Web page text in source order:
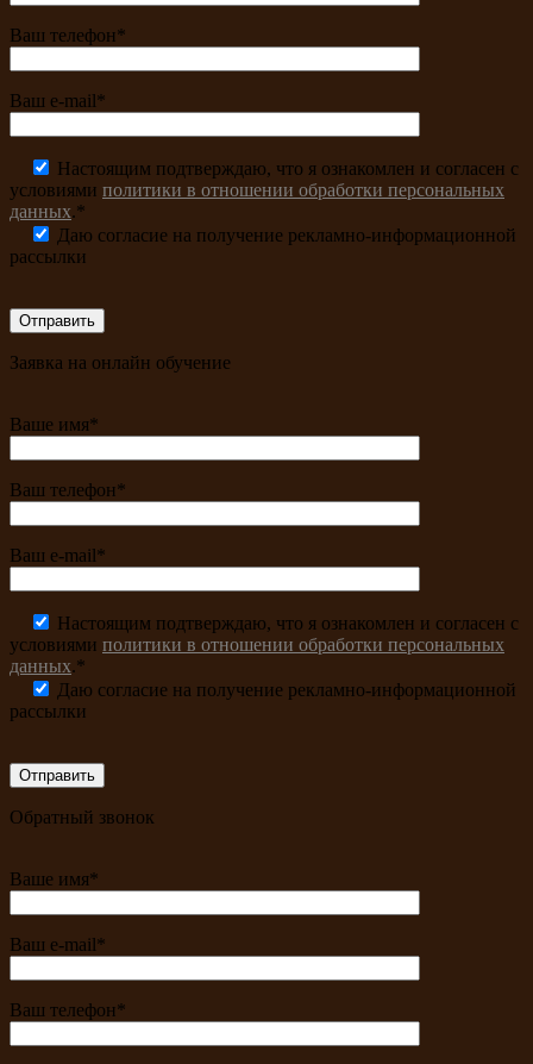
Ваш телефон*
Ваш e-mail*
Настоящим подтверждаю, что я ознакомлен и согласен с
условиями политики в отношении обработки персональных
данных.*
Даю согласие на получение рекламно-информационной
рассылки
Заявка на онлайн обучение
Ваше имя*
Ваш телефон*
Ваш e-mail*
Настоящим подтверждаю, что я ознакомлен и согласен с
условиями политики в отношении обработки персональных
данных.*
Даю согласие на получение рекламно-информационной
рассылки
Обратный звонок
Ваше имя*
Ваш e-mail*
Ваш телефон*